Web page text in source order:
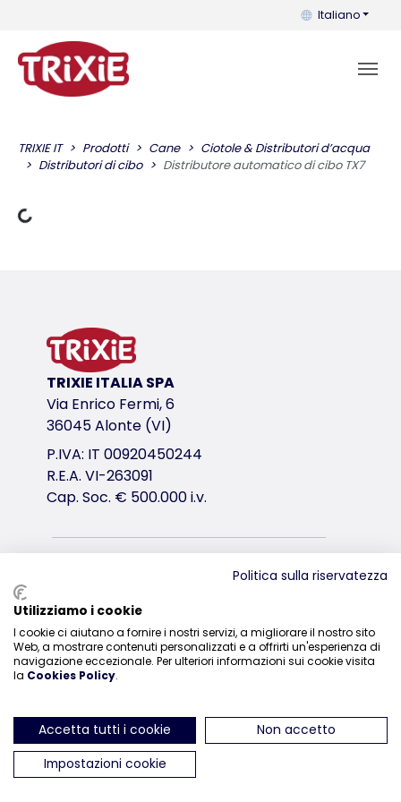
Puoi cambiare
Italiano
TRIXIE IT Prodotti Cane
Ciotole & Distributori d’acqua
Distributori di cibo
Distributore automatico di cibo TX7
Dati di carico
TRIXIE ITALIA SPA
Via Enrico Fermi, 6
36045 Alonte (VI)
P.IVA: IT 00920450244
R.E.A. VI-263091
Cap. Soc. € 500.000 i.v.
0444-835329
ci trovi su Instagram
ci trovi su Facebook
ci trovi su YouTube
ci trovi suci trovi su
Politica sulla riservatezza
Utilizziamo i cookie
I cookie ci aiutano a fornire i nostri servizi, a migliorare il nostro sito
Web, a mostrare contenuti personalizzati e a offrirti un'esperienza di
navigazione eccezionale. Per ulteriori informazioni sui cookie visita
la Cookies Policy.
Accetta tutti i cookie
Non accetto
Impostazioni cookie